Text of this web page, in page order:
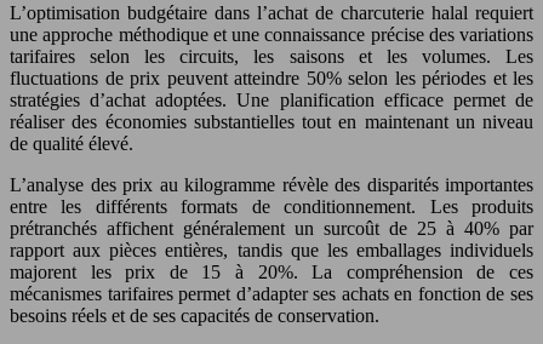
L’optimisation budgétaire dans l’achat de charcuterie halal requiert
une approche méthodique et une connaissance précise des variations
tarifaires selon les circuits, les saisons et les volumes. Les
fluctuations de prix peuvent atteindre 50% selon les périodes et les
stratégies d’achat adoptées. Une planification efficace permet de
réaliser des économies substantielles tout en maintenant un niveau
de qualité élevé.
L’analyse des prix au kilogramme révèle des disparités importantes
entre les différents formats de conditionnement. Les produits
prétranchés affichent généralement un surcoût de 25 à 40% par
rapport aux pièces entières, tandis que les emballages individuels
majorent les prix de 15 à 20%. La compréhension de ces
mécanismes tarifaires permet d’adapter ses achats en fonction de ses
besoins réels et de ses capacités de conservation.